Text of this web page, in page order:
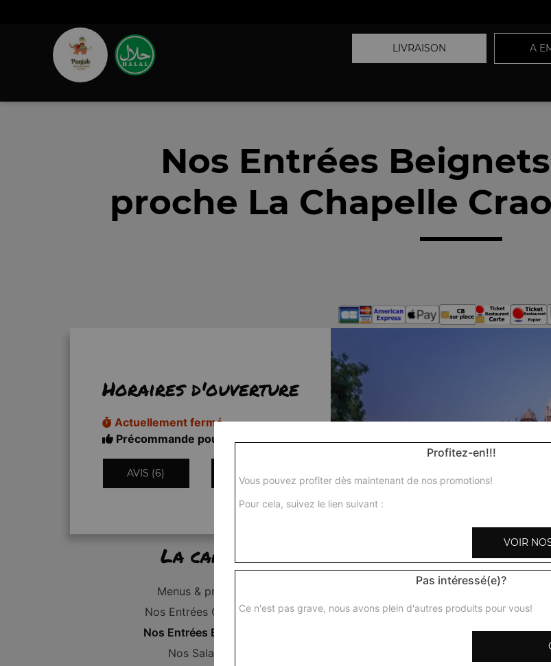
LIVRAISON A
Nos Entrées
proche La Chapelle
Horaires d'ouverture
Actuellement fermé
Précommande pour 11h50
AVIS (6)
La carte
Menus & promos
Nos Entrées Grillades
Nos Entrées Beignets
Nos Salades
Profitez-en!!!
Vous pouvez profiter dès maintenant de nos promotions!
Pour cela, suivez le lien suivant :
VOIR
Pas intéressé(e)?
Ce n'est pas grave, nous avons plein d'autres produits pour vous!